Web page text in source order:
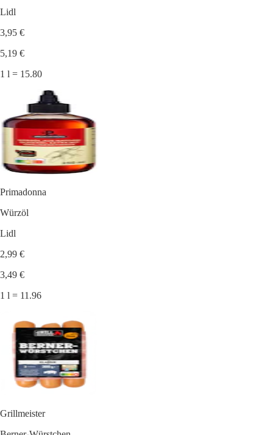
Lidl
3,95 €
5,19 €
1 l = 15.80
Primadonna
Würzöl
Lidl
2,99 €
3,49 €
1 l = 11.96
Grillmeister